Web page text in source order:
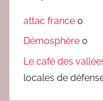
attac france 0
Démosphère 0
Le café des
locales de